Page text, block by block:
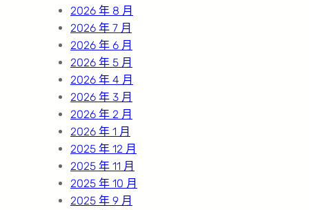
2026 年 8 月
2026 年 7 月
2026 年 6 月
2026 年 5 月
2026 年 4 月
2026 年 3 月
2026 年 2 月
2026 年 1 月
2025 年 12 月
2025 年 11 月
2025 年 10 月
2025 年 9 月